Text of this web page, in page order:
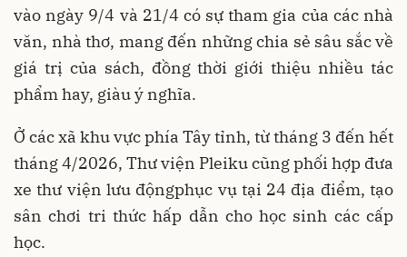
vào ngày 9/4 và 21/4 có sự tham gia của các nhà
văn, nhà thơ, mang đến những chia sẻ sâu sắc về
giá trị của sách, đồng thời giới thiệu nhiều tác
phẩm hay, giàu ý nghĩa.
Ở các xã khu vực phía Tây tỉnh, từ tháng 3 đến hết
tháng 4/2026, Thư viện Pleiku cũng phối hợp đưa
xe thư viện lưu độngphục vụ tại 24 địa điểm, tạo
sân chơi tri thức hấp dẫn cho học sinh các cấp
học.